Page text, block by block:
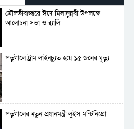
মৌলভীবাজারে ঈদে মিলাদুন্নবী উপলক্ষে
আলোচনা সভা ও র‍্যালি
পর্তুগালে ট্রাম লাইনচ্যুত হয়ে ১৫ জনের মৃত্যু
পর্তুগালের নতুন প্রধানমন্ত্রী লুইস মন্টিনিগ্রো